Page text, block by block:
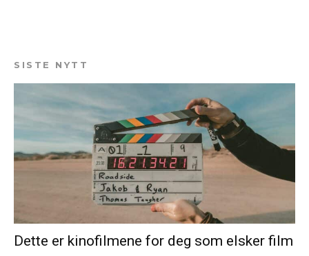
SISTE NYTT
Dette er kinofilmene for deg som elsker film